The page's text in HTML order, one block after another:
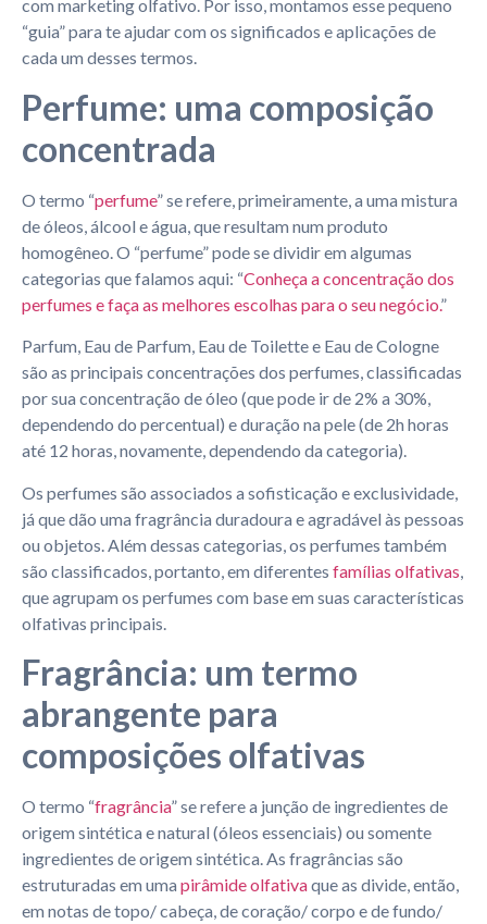
com marketing olfativo. Por isso, montamos esse pequeno
“guia” para te ajudar com os significados e aplicações de
cada um desses termos.
Perfume: uma composição
concentrada
O termo “perfume” se refere, primeiramente, a uma mistura
de óleos, álcool e água, que resultam num produto
homogêneo. O “perfume” pode se dividir em algumas
categorias que falamos aqui: “Conheça a concentração dos
perfumes e faça as melhores escolhas para o seu negócio.”
Parfum, Eau de Parfum, Eau de Toilette e Eau de Cologne
são as principais concentrações dos perfumes, classificadas
por sua concentração de óleo (que pode ir de 2% a 30%,
dependendo do percentual) e duração na pele (de 2h horas
até 12 horas, novamente, dependendo da categoria).
Os perfumes são associados a sofisticação e exclusividade,
já que dão uma fragrância duradoura e agradável às pessoas
ou objetos. Além dessas categorias, os perfumes também
são classificados, portanto, em diferentes famílias olfativas
que agrupam os perfumes com base em suas características
olfativas principais.
Fragrância: um termo
abrangente para
composições olfativas
O termo “fragrância” se refere a junção de ingredientes de
origem sintética e natural (óleos essenciais) ou somente
ingredientes de origem sintética. As fragrâncias são
estruturadas em uma pirâmide olfativaque as divide, então,
em notas de topo/ cabeça, de coração/ corpo e de fundo/